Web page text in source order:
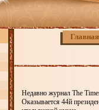
Главная
Недавно журнал The
Оказывается 44й